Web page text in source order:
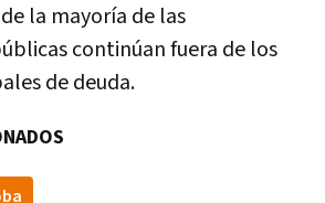
la mayoría de las
continúan fuera de los
de deuda.